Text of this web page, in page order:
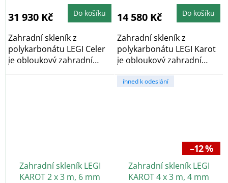
31 930 Kč Do košíku
Zahradní skleník z
polykarbonátu LEGI Celer
je obloukový zahradní
skleník, který díky...
14 580 Kč Do košíku
Zahradní skleník z
polykarbonátu LEGI Karot
je obloukový zahradní
skleník, který díky...
Zahradní skleník LEGI
KAROT 2 x 3 m, 6 mm
ihned k odeslání
–12 %
Zahradní skleník LEGI
KAROT 4 x 3 m, 4 mm